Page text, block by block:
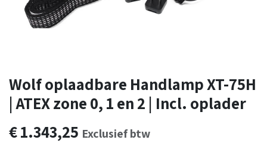
Wolf oplaadbare Handlamp XT-75H
| ATEX zone 0, 1 en 2 | Incl. oplader
€1.343,25 Exclusief btw